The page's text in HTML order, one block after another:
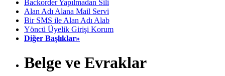
Backorder Yapılmadan Sili
Alan Adı Alana Mail Servi
Bir SMS ile Alan Adı Alab
Yöncü Üyelik Girişi Korum
Diğer Başlıklar»
Belge ve Evraklar